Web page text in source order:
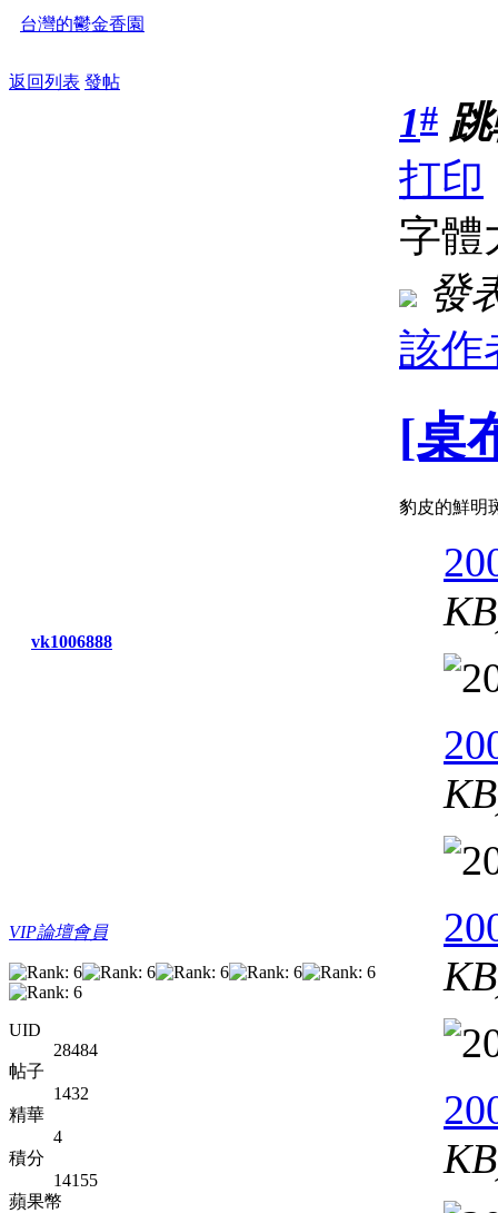
台灣的鬱金香園
返回列表 發帖
vk1006888
VIP論壇會員
UID
28484
帖子
1432
精華
4
積分
14155
蘋果幣
1#
打印
字
發
該作
[桌
豹皮的鮮明